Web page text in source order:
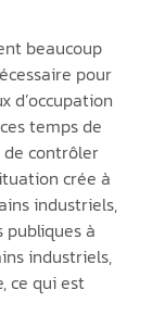
pour
d’occupation
temps de
contrôler
crée à
industriels,
à
industriels,
ce qui est